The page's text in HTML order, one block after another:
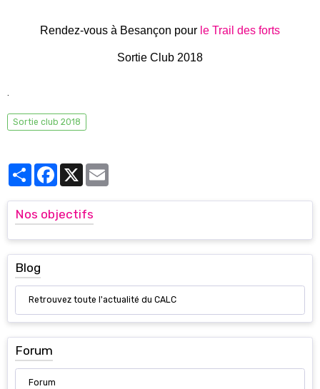
Rendez-vous à Besançon pour le Trail des forts
Sortie Club 2018
.
Sortie club 2018
PartagerFacebook
X
Nos objectifs
Blog
Retrouvez toute l'actualité du CALC
Forum
Forum